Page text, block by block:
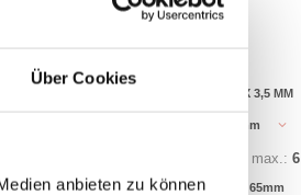
Über Cookies
anbieten zu können
3200141
DHG13 NW 13 X 3,5 MM
13mm
Betriebsdruck max.: 6
Biegeradius:
65mm